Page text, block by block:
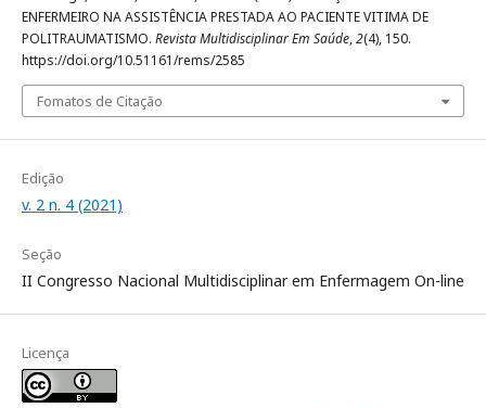
ENFERMEIRO NA ASSISTÊNCIA PRESTADA AO PACIENTE VITIMA DE
POLITRAUMATISMO. Revista Multidisciplinar Em Saúde,2(4), 150.
https://doi.org/10.51161/rems/2585
Fomatos de Citação
Edição
v. 2 n. 4 (2021)
Seção
II Congresso Nacional Multidisciplinar em Enfermagem On-line
Licença